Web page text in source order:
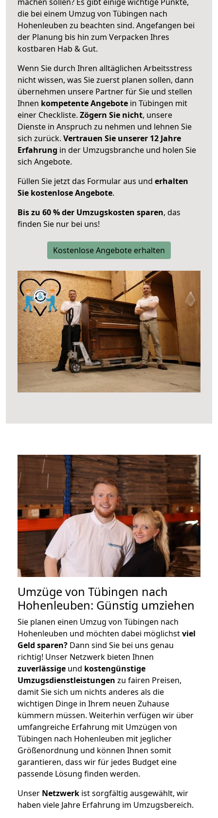
die bei einem Umzug von Tübingen nach
Hohenleuben zu beachten sind. Angefangen bei
der Planung bis hin zum Verpacken Ihres
kostbaren Hab & Gut.
Wenn Sie durch Ihren alltäglichen Arbeitsstress
nicht wissen, was Sie zuerst planen sollen, dann
übernehmen unsere Partner für Sie und stellen
Ihnen kompetente Angebote in Tübingen mit
einer Checkliste. Zögern Sie nicht, unsere
Dienste in Anspruch zu nehmen und lehnen Sie
sich zurück. Vertrauen Sie unserer 12 Jahre
Erfahrung in der Umzugsbranche und holen Sie
sich Angebote.
Füllen Sie jetzt das Formular aus und erhalten
Sie kostenlose Angebote.
Bis zu 60 % der Umzugskosten sparen, das
finden Sie nur bei uns!
Kostenlose Angebote erhalten
Umzüge von Tübingen nach
Hohenleuben: Günstig umziehen
Sie planen einen Umzug von Tübingen nach
Hohenleuben und möchten dabei möglichstviel
Geld sparen? Dann sind Sie bei uns genau
richtig! Unser Netzwerk bieten Ihnen
zuverlässige und kostengünstige
Umzugsdienstleistungen zu fairen Preisen,
damit Sie sich um nichts anderes als die
wichtigen Dinge in Ihrem neuen Zuhause
kümmern müssen. Weiterhin verfügen wir über
umfangreiche Erfahrung mit Umzügen von
Tübingen nach Hohenleuben mit jeglicher
Größenordnung und können Ihnen somit
garantieren, dass wir für jedes Budget eine
passende Lösung finden werden.
Unser Netzwerk ist sorgfältig ausgewählt, wir
haben viele Jahre Erfahrung im Umzugsbereich.